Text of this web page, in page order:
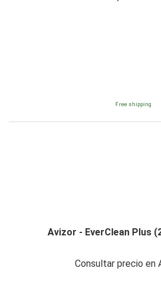
Free shipping
Avizor - EverClean Plus
Consultar precio en